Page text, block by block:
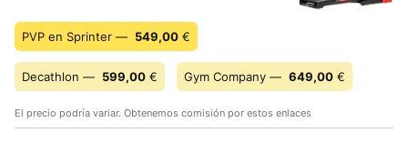
PVP en Sprinter — 549,00 €
Decathlon — 599,00 € Gym Company — 649,00 €
El precio podría variar. Obtenemos comisión por estos enlaces